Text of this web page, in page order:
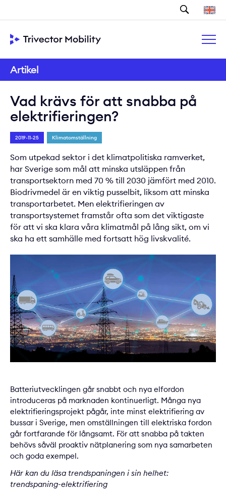
Sök
Artikel
Vad krävs för att snabba på
elektrifieringen?
2019-11-25 Klimatomställning
Som utpekad sektor i det klimatpolitiska ramverket,
har Sverige som mål att minska utsläppen från
transportsektorn med 70 % till 2030 jämfört med 2010.
Biodrivmedel är en viktig pusselbit, liksom att minska
transportarbetet. Men elektrifieringen av
transportsystemet framstår ofta som det viktigaste
för att vi ska klara våra klimatmål på lång sikt, om vi
ska ha ett samhälle med fortsatt hög livskvalité.
Batteriutvecklingen går snabbt och nya elfordon
introduceras på marknaden kontinuerligt. Många nya
elektrifieringsprojekt pågår, inte minst elektrifiering av
bussar i Sverige, men omställningen till elektriska fordon
går fortfarande för långsamt. För att snabba på takten
behövs såväl proaktiv nätplanering som nya samarbeten
och goda exempel.
Här kan du läsa trendspaningen i sin helhet:
trendspaning-elektrifiering